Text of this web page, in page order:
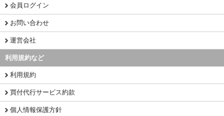
会員ログイン
お問い合わせ
運営会社
利用規約など
利用規約
買付代行サービス約款
個人情報保護方針